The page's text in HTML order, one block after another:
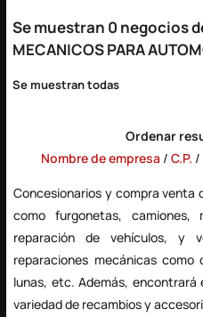
Se muestran 0 negocios
MECANICOS PARA
Se muestran todas
Ordenar
Nombre de empresa / C.P. /
Concesionarios y compra venta
como furgonetas, camiones,
reparación de vehículos, y
reparaciones mecánicas
lunas, etc. Además,
variedad de recambios y